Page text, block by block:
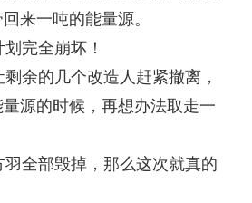
来一吨的能量源。
完全崩坏！
余的几个改造人赶紧撤离，
源的时候，再想办法取走一
全部毁掉，那么这次就真的